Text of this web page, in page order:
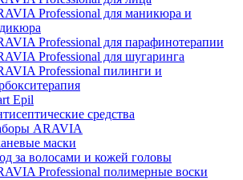
Professional для маникюра и
Professional для парафинотерапии
Professional для шугаринга
Professional пилинги и
Epil
средства
ARAVIA
маски
за волосами и кожей головы
Professional полимерные воски